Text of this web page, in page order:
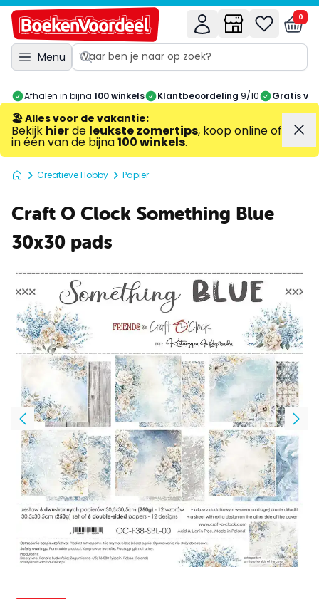
Menu
0
Afhalen in bijna 100 winkels Klantbeoordeling 9/10 Gratis
🏖️ Alles voor de vakantie:
Bekijk hierde leukste zomertips, koop online of
in één van de bijna100 winkels.
Creatieve Hobby Papier
Craft O Clock Something Blue
30x30 pads